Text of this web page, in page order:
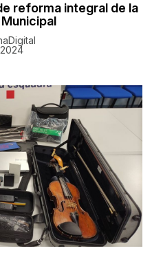
reforma integral de la